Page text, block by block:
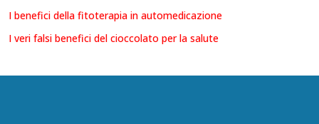
I benefici della fitoterapia in automedicazione
I veri falsi benefici del cioccolato per la salute